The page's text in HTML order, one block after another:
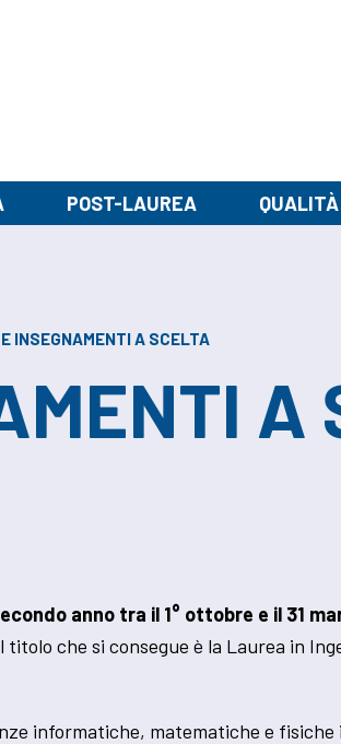
POST-LAUREA QUALITÀ
INSEGNAMENTI A SCELTA
A
anno tra il 1° ottobre e il 31
che si consegue è la Laurea in
informatiche, matematiche e